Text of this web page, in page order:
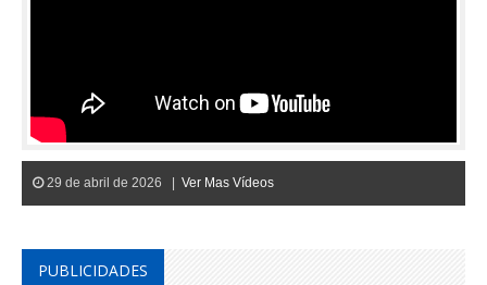
29 de abril de 2026 | Ver Mas Vídeos
PUBLICIDADES